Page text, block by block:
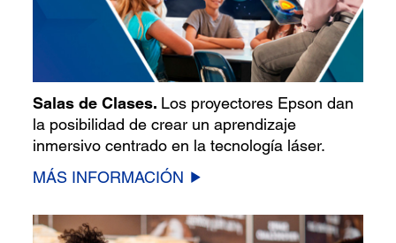
Salas de Clases. Los proyectores Epson dan
la posibilidad de crear un aprendizaje
inmersivo centrado en la tecnología láser.
MÁS INFORMACIÓN